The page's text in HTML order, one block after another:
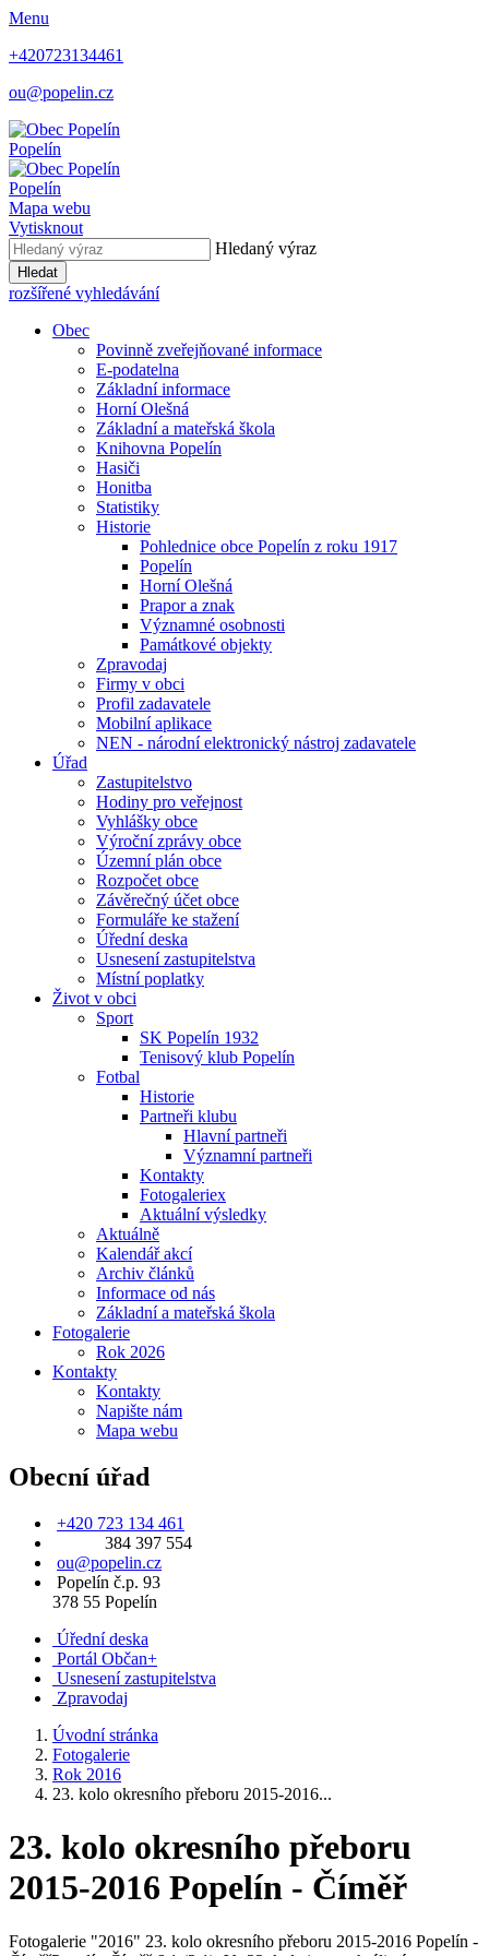
Menu
+420723134461
ou@popelin.cz
Popelín
Popelín
Mapa webu
Vytisknout
Hledaný výraz
Hledat
rozšířené vyhledávání
Obec
Povinně zveřejňované informace
E-podatelna
Základní informace
Horní Olešná
Základní a mateřská škola
Knihovna Popelín
Hasiči
Honitba
Statistiky
Historie
Pohlednice obce Popelín z roku 1917
Popelín
Horní Olešná
Prapor a znak
Významné osobnosti
Památkové objekty
Zpravodaj
Firmy v obci
Profil zadavatele
Mobilní aplikace
NEN - národní elektronický nástroj zadavatele
Úřad
Zastupitelstvo
Hodiny pro veřejnost
Vyhlášky obce
Výroční zprávy obce
Územní plán obce
Rozpočet obce
Závěrečný účet obce
Formuláře ke stažení
Úřední deska
Usnesení zastupitelstva
Místní poplatky
Život v obci
Sport
SK Popelín 1932
Tenisový klub Popelín
Fotbal
Historie
Partneři klubu
Hlavní partneři
Významní partneři
Kontakty
Fotogaleriex
Aktuální výsledky
Aktuálně
Kalendář akcí
Archiv článků
Informace od nás
Základní a mateřská škola
Fotogalerie
Rok 2026
Kontakty
Kontakty
Napište nám
Mapa webu
Obecní úřad
+420 723 134 461
384 397 554
ou@popelin.cz
Popelín č.p. 93
378 55 Popelín
Úřední deska
Portál Občan+
Usnesení zastupitelstva
Zpravodaj
Úvodní stránka
Fotogalerie
Rok 2016
23. kolo okresního přeboru 2015-2016...
23. kolo okresního přeboru
2015-2016 Popelín - Číměř
Fotogalerie "2016" 23. kolo okresního přeboru 2015-2016 Popelín -